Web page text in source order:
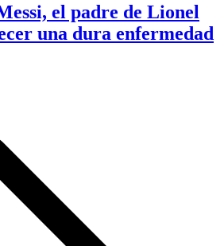
el padre de Lionel
una dura enfermedad